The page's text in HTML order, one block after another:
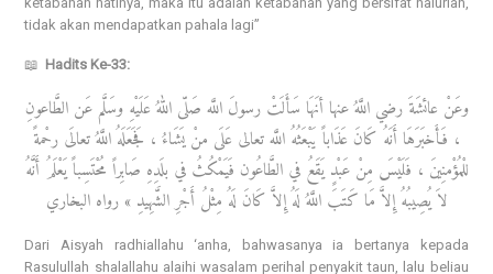
tidak akan mendapatkan pahala lagi”
📖 Hadits Ke-33:
وعَنْ عائشَةَ رضي اللَّهُ عنها أنَهَا سَأَلَتْ رسولَ اللَّه صَلّى اللهُ عَلَيْهِ وسَلَّم عَن الطَّاعونِ
، فَأَخبَرَهَا أَنَهُ كَانَ عَذَاباً يَبْعَثُهُ اللَّه تعالى عَلَى منْ يَشَاءُ ، فَجَعَلَهُ اللَّهُ تعالَى رحْمةً
للْمُؤْمنِينَ ، فَلَيْسَ مِنْ عَبْدٍ يَقَعُ في الطَّاعُون فَيَمْكُثُ في بلَدِهِ صَابِراً مُحْتَسِباً يَعْلَمُ أَنَّهُ
لاَ يُصِيبُهُ إِلاَّ مَا كَتَبَ اللَّهُ لَهُ إِلاَّ كَانَ لَهُ مِثْلُ أَجْرِ الشَّهِيدِ » رواه البخاري
Dari Aisyah radhiallahu ‘anha, bahwasanya ia bertanya kepada
Rasulullah shalallahu alaihi wasalam perihal penyakit taun, lalu beliau